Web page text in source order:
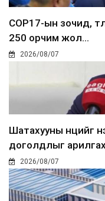
COP17-ын зочид,
250 орчим жол...
2026/08/07
Шатахууны нөөцийг
доголдлыг
2026/08/07